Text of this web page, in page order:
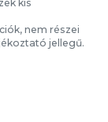
kis
nem részei
jellegű.